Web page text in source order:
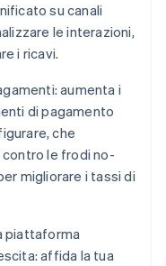
su canali
le interazioni,
i ricavi.
aumenta i
di pagamento
che
le frodi no-
migliorare i tassi di
piattaforma
affida la tua